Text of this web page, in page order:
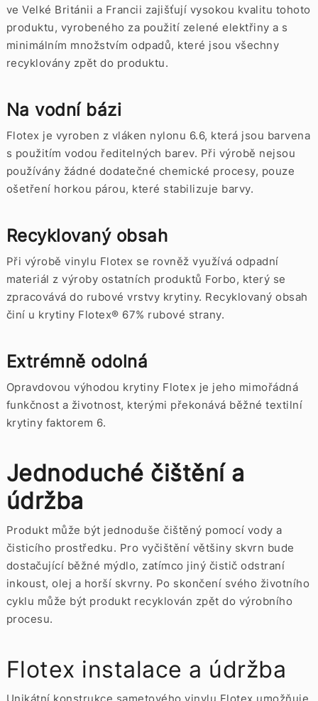
ve Velké Británii a Francii zajišťují vysokou kvalitu tohoto
produktu, vyrobeného za použití zelené elektřiny a s
minimálním množstvím odpadů, které jsou všechny
recyklovány zpět do produktu.
Na vodní bázi
Flotex je vyroben z vláken nylonu 6.6, která jsou barvena
s použitím vodou ředitelných barev. Při výrobě nejsou
používány žádné dodatečné chemické procesy, pouze
ošetření horkou párou, které stabilizuje barvy.
Recyklovaný obsah
Při výrobě vinylu Flotex se rovněž využívá odpadní
materiál z výroby ostatních produktů Forbo, který se
zpracovává do rubové vrstvy krytiny. Recyklovaný obsah
činí u krytiny Flotex® 67% rubové strany.
Extrémně odolná
Opravdovou výhodou krytiny Flotex je jeho mimořádná
funkčnost a životnost, kterými překonává běžné textilní
krytiny faktorem 6.
Jednoduché čištění a
údržba
Produkt může být jednoduše čištěný pomocí vody a
čisticího prostředku. Pro vyčištění většiny skvrn bude
dostačující běžné mýdlo, zatímco jiný čistič odstraní
inkoust, olej a horší skvrny. Po skončení svého životního
cyklu může být produkt recyklován zpět do výrobního
procesu.
Flotex instalace a údržba